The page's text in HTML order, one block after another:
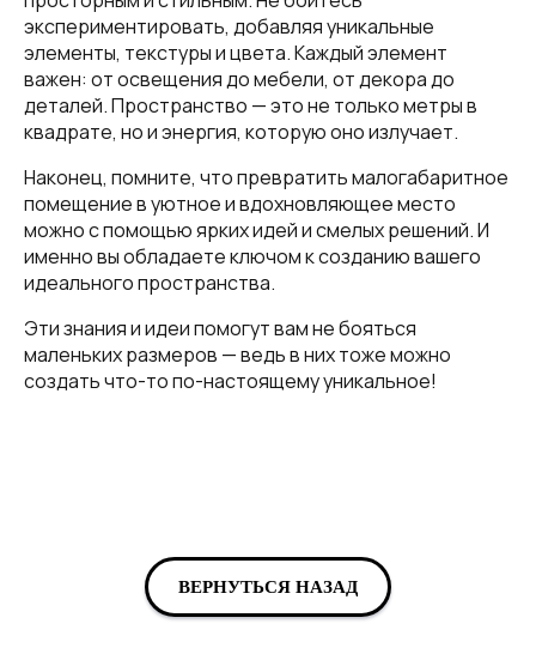
экспериментировать, добавляя уникальные
элементы, текстуры и цвета. Каждый элемент
важен: от освещения до мебели, от декора до
деталей. Пространство — это не только метры в
квадрате, но и энергия, которую оно излучает.
Наконец, помните, что превратить малогабаритное
помещение в уютное и вдохновляющее место
можно с помощью ярких идей и смелых решений. И
именно вы обладаете ключом к созданию вашего
идеального пространства.
Эти знания и идеи помогут вам не бояться
маленьких размеров — ведь в них тоже можно
создать что-то по-настоящему уникальное!
ВЕРНУТЬСЯ НАЗАД